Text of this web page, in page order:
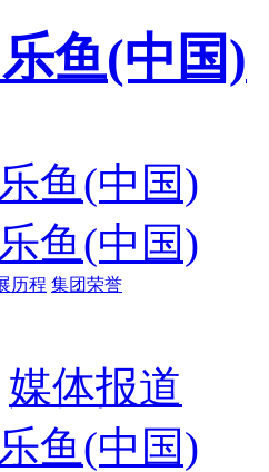
鱼(中国)
鱼(中国)
鱼(中国)
历程 集团荣誉
媒体报道
鱼(中国)